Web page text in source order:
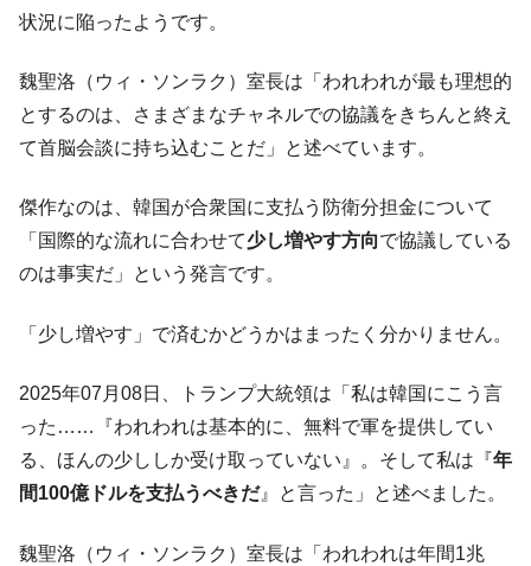
状況に陥ったようです。
魏聖洛（ウィ・ソンラク）室長は「われわれが最も理想的
とするのは、さまざまなチャネルでの協議をきちんと終え
て首脳会談に持ち込むことだ」と述べています。
傑作なのは、韓国が合衆国に支払う防衛分担金について
「国際的な流れに合わせて少し増やす方向で協議している
のは事実だ」という発言です。
「少し増やす」で済むかどうかはまったく分かりません。
2025年07月08日、トランプ大統領は「私は韓国にこう言
った……『われわれは基本的に、無料で軍を提供してい
る、ほんの少ししか受け取っていない』。そして私は『年
間100億ドルを支払うべきだ』と言った」と述べました。
魏聖洛（ウィ・ソンラク）室長は「われわれは年間1兆